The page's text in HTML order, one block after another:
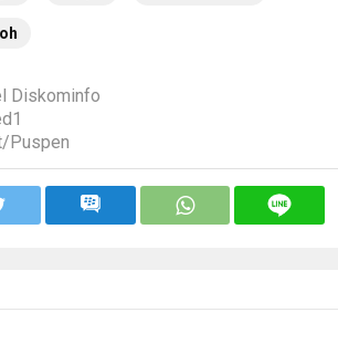
Diskominfo
Puspen